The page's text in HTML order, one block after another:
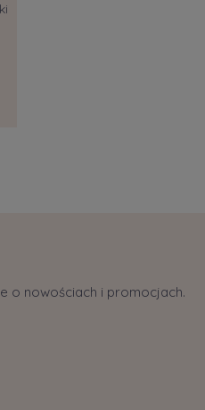
o nowościach i promocjach.